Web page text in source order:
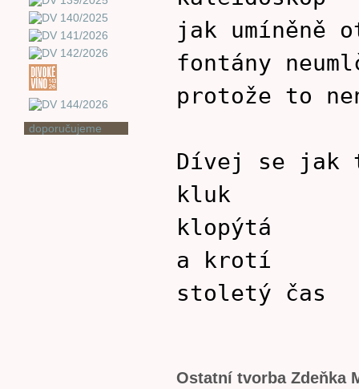
doporučujeme
jak umíněně
fontány
protože to
Dívej se jak
kluk
klopýtá
a krotí
stoletý čas
Ostatní tvorba Zdeňka